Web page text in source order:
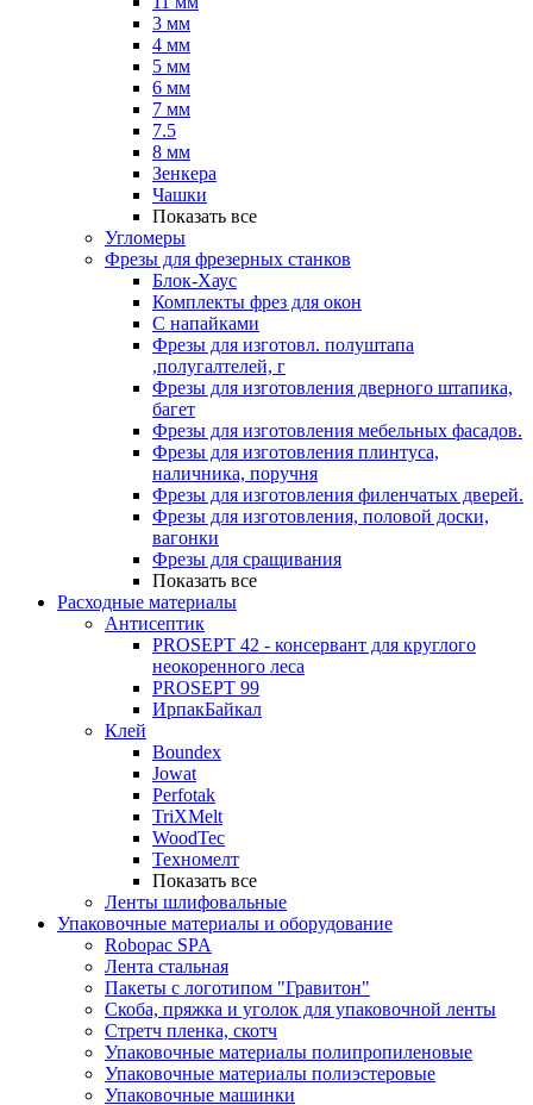
3 мм
4 мм
5 мм
6 мм
7 мм
7.5
8 мм
Зенкера
Чашки
Показать все
Угломеры
Фрезы для фрезерных станков
Блок-Хаус
Комплекты фрез для окон
С напайками
Фрезы для изготовл. полуштапа
,полугалтелей, г
Фрезы для изготовления дверного штапика,
багет
Фрезы для изготовления мебельных фасадов.
Фрезы для изготовления плинтуса,
наличника, поручня
Фрезы для изготовления филенчатых дверей.
Фрезы для изготовления, половой доски,
вагонки
Фрезы для сращивания
Показать все
Расходные материалы
Антисептик
PROSEPT 42 - консервант для круглого
неокоренного леса
PROSEPT 99
ИрпакБайкал
Клей
Boundex
Jowat
Perfotak
TriXMelt
WoodTec
Техномелт
Показать все
Ленты шлифовальные
Упаковочные материалы и оборудование
Robopac SPA
Лента стальная
Пакеты с логотипом "Гравитон"
Скоба, пряжка и уголок для упаковочной ленты
Стретч пленка, скотч
Упаковочные материалы полипропиленовые
Упаковочные материалы полиэстеровые
Упаковочные машинки